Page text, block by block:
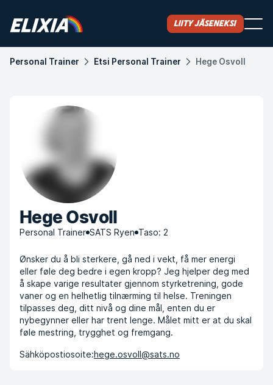
Liity jäseneksi
Personal Trainer Etsi Personal Trainer Hege Osvoll
Hege Osvoll
Personal Trainer SATS Ryen Taso: 2
Ønsker du å bli sterkere, gå ned i vekt, få mer energi
eller føle deg bedre i egen kropp? Jeg hjelper deg med
å skape varige resultater gjennom styrketrening, gode
vaner og en helhetlig tilnærming til helse. Treningen
tilpasses deg, ditt nivå og dine mål, enten du er
nybegynner eller har trent lenge. Målet mitt er at du skal
føle mestring, trygghet og fremgang.
Sähköpostiosoite:hege.osvoll@sats.no